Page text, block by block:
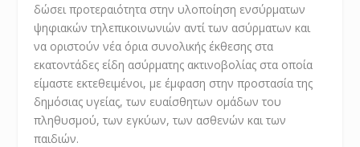
δώσει προτεραιότητα στην υλοποίηση ενσύρματων
ψηφιακών τηλεπικοινωνιών αντί των ασύρματων και
να οριστούν νέα όρια συνολικής έκθεσης στα
εκατοντάδες είδη ασύρματης ακτινοβολίας στα οποία
είμαστε εκτεθειμένοι, με έμφαση στην προστασία της
δημόσιας υγείας, των ευαίσθητων ομάδων του
πληθυσμού, των εγκύων, των ασθενών και των
παιδιών.